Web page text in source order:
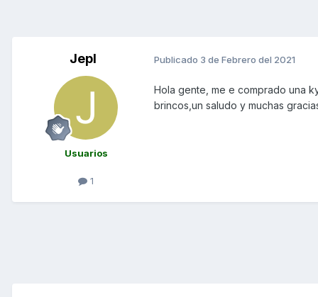
Jepl
Usuarios
1
Publicado 3 de Febrero del 2021
Hola gente, me e comprado una
brincos,un saludo y muchas